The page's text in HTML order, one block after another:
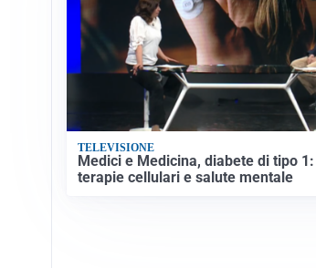
TELEVISIONE
Medici e Medicina, diabete di tipo
terapie cellulari e salute mentale